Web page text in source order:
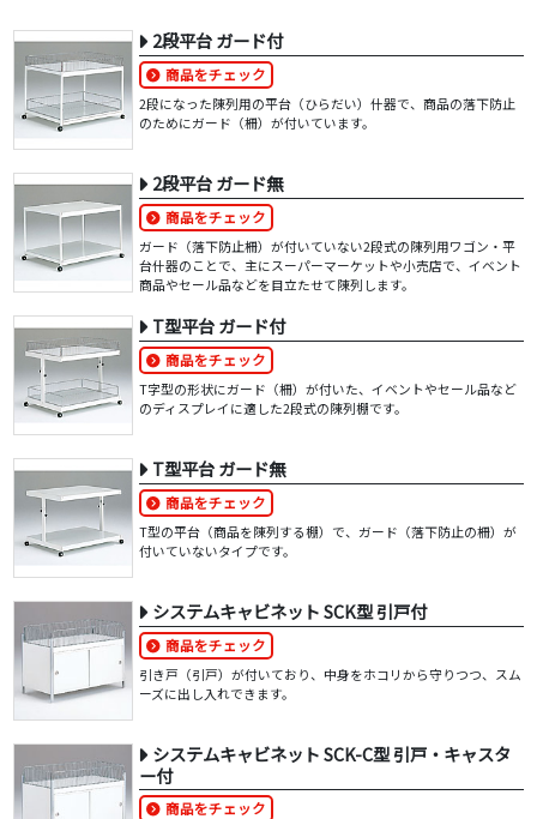
2段平台 ガード付
商品をチェック
2段になった陳列用の平台（ひらだい）什器で、商品の落下防止
のためにガード（柵）が付いています。
2段平台 ガード無
商品をチェック
ガード（落下防止柵）が付いていない2段式の陳列用ワゴン・平
台什器のことで、主にスーパーマーケットや小売店で、イベント
商品やセール品などを目立たせて陳列します。
T型平台 ガード付
商品をチェック
T字型の形状にガード（柵）が付いた、イベントやセール品など
のディスプレイに適した2段式の陳列棚です。
T型平台 ガード無
商品をチェック
T型の平台（商品を陳列する棚）で、ガード（落下防止の柵）が
付いていないタイプです。
システムキャビネット SCK型 引戸付
商品をチェック
引き戸（引戸）が付いており、中身をホコリから守りつつ、スム
ーズに出し入れできます。
システムキャビネット SCK-C型 引戸・キャスタ
ー付
商品をチェック